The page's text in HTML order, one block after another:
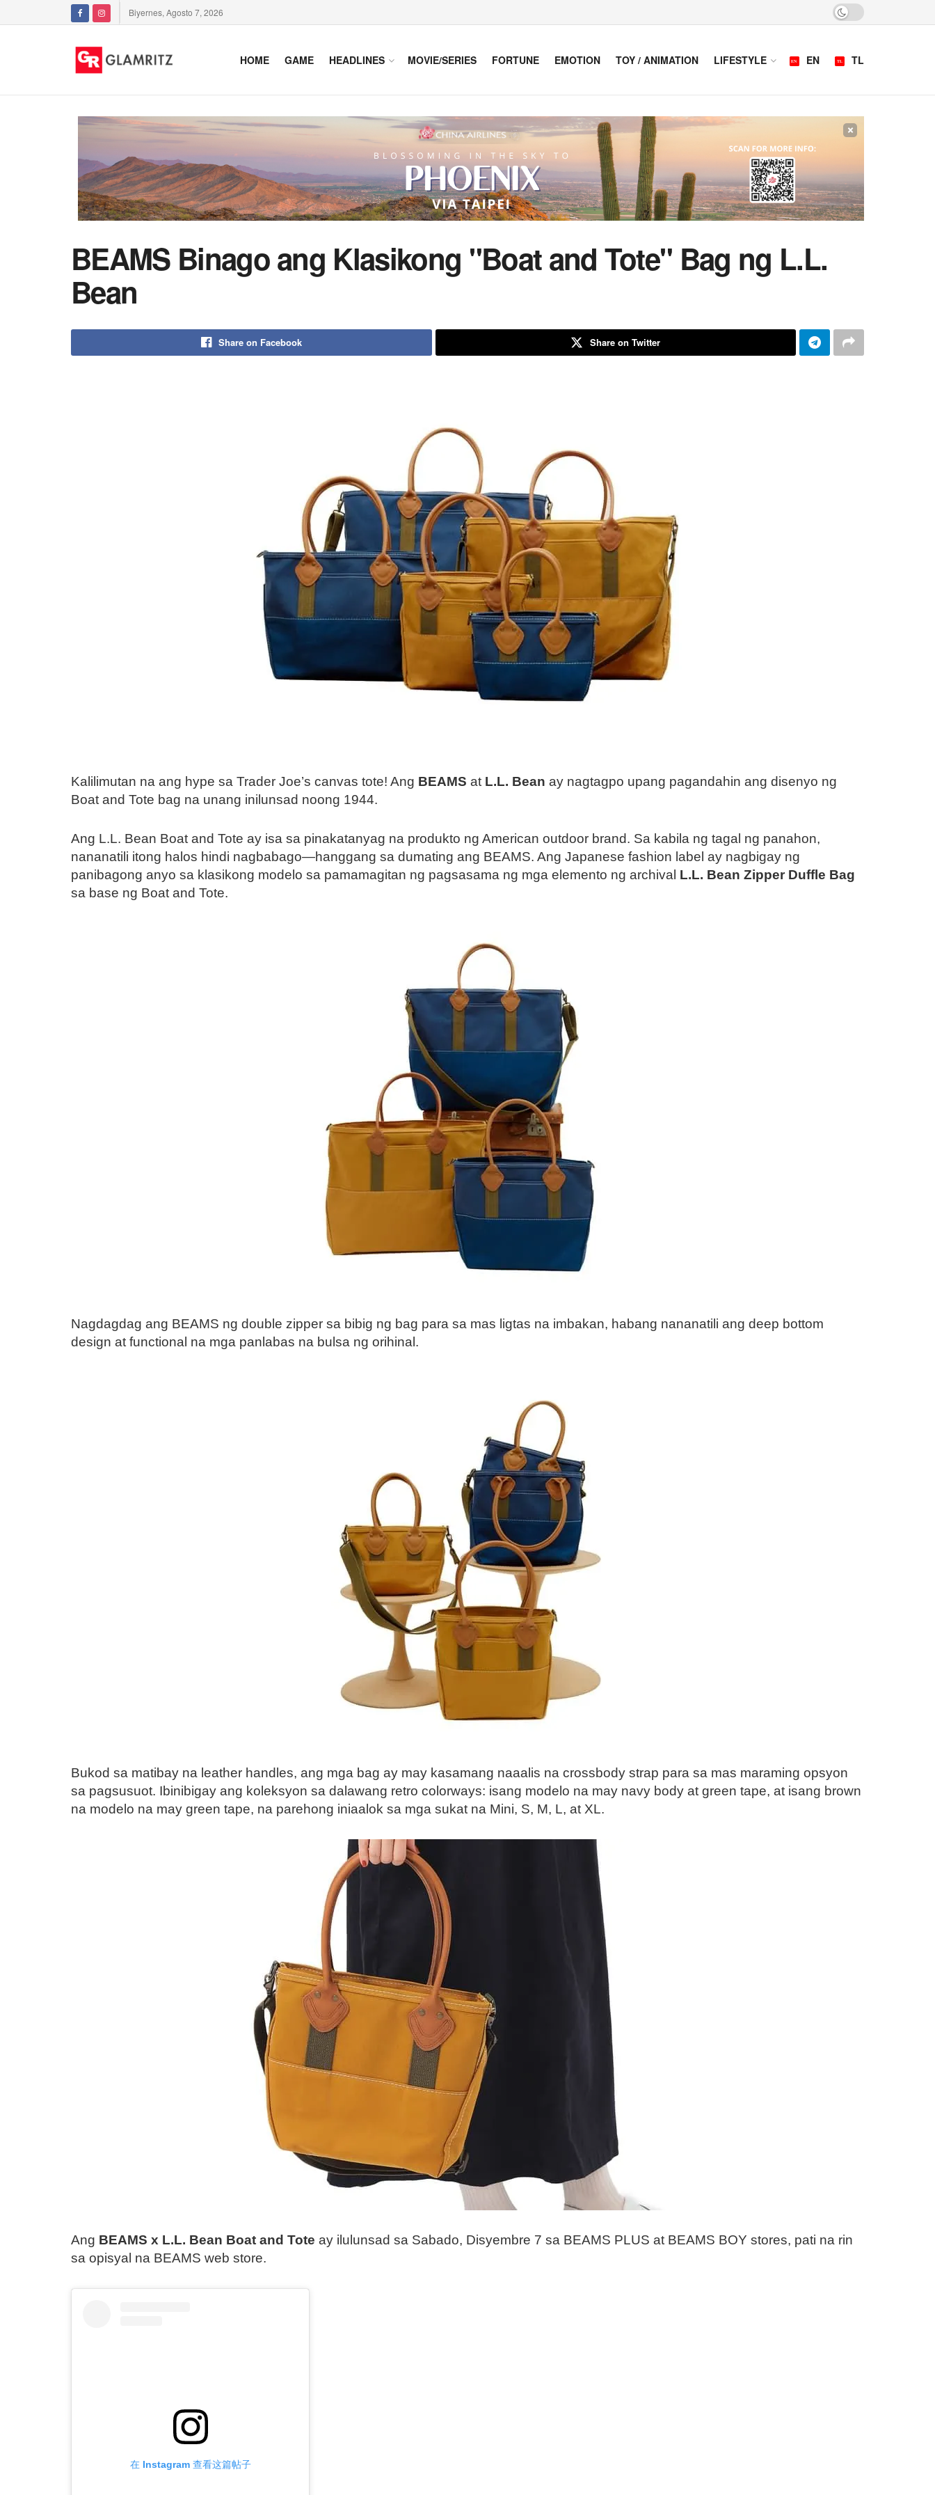
Biyernes, Agosto 7, 2026
HOME GAME HEADLINES MOVIE/SERIES FORTUNE EMOTION TOY / ANIMATION LIFESTYLE EN TL
×
BEAMS Binago ang Klasikong "Boat and Tote" Bag ng L.L.
Bean
Share on Facebook Share on Twitter
Kalilimutan na ang hype sa Trader Joe’s canvas tote! Ang BEAMS at L.L. Bean ay nagtagpo upang pagandahin ang disenyo ng
Boat and Tote bag na unang inilunsad noong 1944.
Ang L.L. Bean Boat and Tote ay isa sa pinakatanyag na produkto ng American outdoor brand. Sa kabila ng tagal ng panahon,
nananatili itong halos hindi nagbabago—hanggang sa dumating ang BEAMS. Ang Japanese fashion label ay nagbigay ng
panibagong anyo sa klasikong modelo sa pamamagitan ng pagsasama ng mga elemento ng archival L.L. Bean Zipper Duffle Bag
sa base ng Boat and Tote.
Nagdagdag ang BEAMS ng double zipper sa bibig ng bag para sa mas ligtas na imbakan, habang nananatili ang deep bottom
design at functional na mga panlabas na bulsa ng orihinal.
Bukod sa matibay na leather handles, ang mga bag ay may kasamang naaalis na crossbody strap para sa mas maraming opsyon
sa pagsusuot. Ibinibigay ang koleksyon sa dalawang retro colorways: isang modelo na may navy body at green tape, at isang brown
na modelo na may green tape, na parehong iniaalok sa mga sukat na Mini, S, M, L, at XL.
Ang BEAMS x L.L. Bean Boat and Tote ay ilulunsad sa Sabado, Disyembre 7 sa BEAMS PLUS at BEAMS BOY stores, pati na rin
sa opisyal na BEAMS web store.
在 Instagram 查看这篇帖子